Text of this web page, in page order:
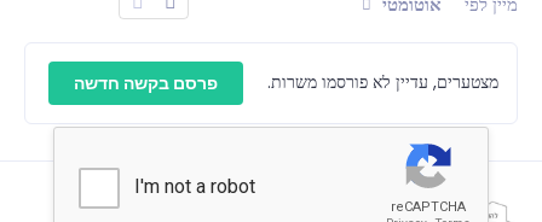
מצטערים, עדיין לא פורסמו משרות. פרסם בקשה חדשה